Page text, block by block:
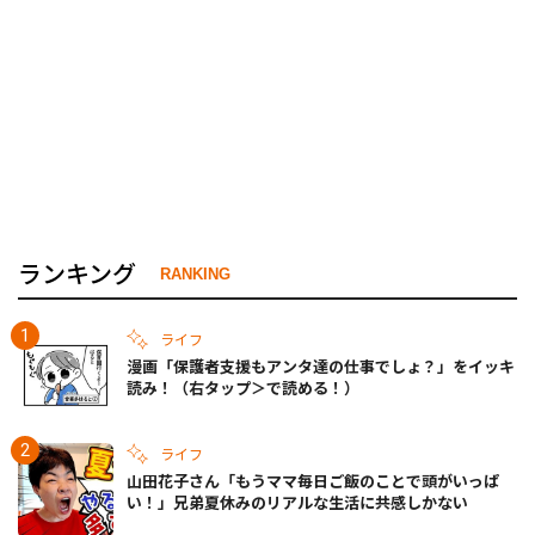
ランキング RANKING
ライフ
漫画「保護者支援もアンタ達の仕事でしょ？」をイッキ
読み！（右タップ＞で読める！）
ライフ
山田花子さん「もうママ毎日ご飯のことで頭がいっぱ
い！」兄弟夏休みのリアルな生活に共感しかない